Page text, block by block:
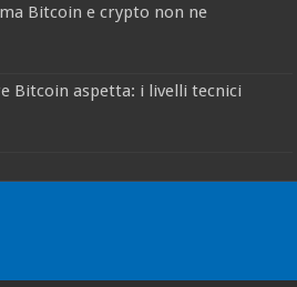
Bitcoin e crypto non ne
Bitcoin aspetta: i livelli tecnici